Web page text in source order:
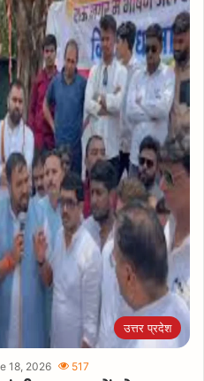
उत्तर प्रदेश
18, 2026 517